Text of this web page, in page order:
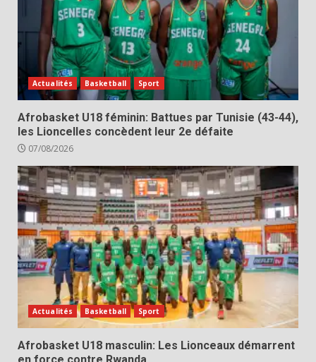
Actualités Basketball Sport
Afrobasket U18 féminin: Battues par Tunisie (43-44),
les Lioncelles concèdent leur 2e défaite
07/08/2026
Actualités Basketball Sport
Afrobasket U18 masculin: Les Lionceaux démarrent